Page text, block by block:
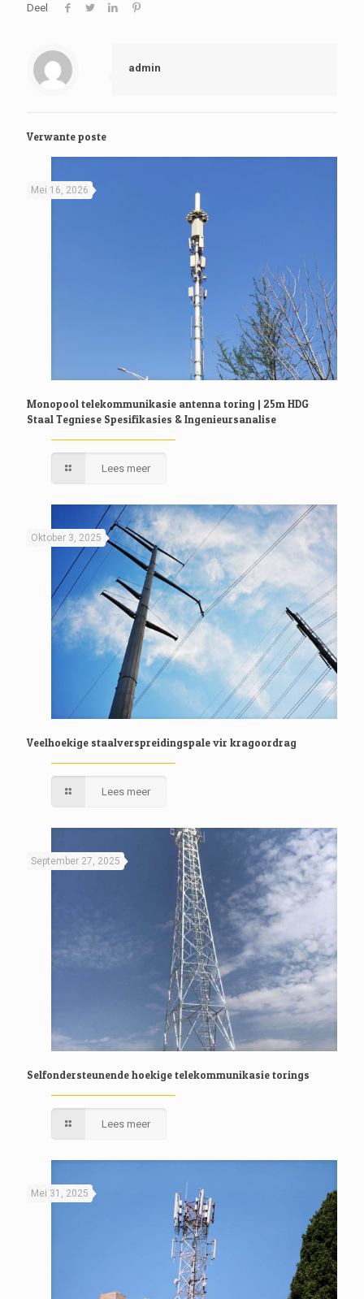
Deel
admin
Verwante poste
Mei 16, 2026
Monopool telekommunikasie antenna toring | 25m HDG
Staal Tegniese Spesifikasies & Ingenieursanalise
Lees meer
Oktober 3, 2025
Veelhoekige staalverspreidingspale vir kragoordrag
Lees meer
September 27, 2025
Selfondersteunende hoekige telekommunikasie torings
Lees meer
Mei 31, 2025